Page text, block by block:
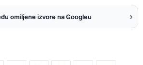
omiljene izvore na Googleu ›